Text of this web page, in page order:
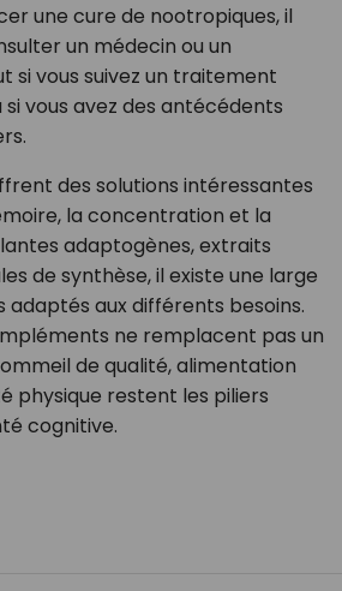
une cure de nootropiques, il
un médecin ou un
si vous suivez un traitement
vous avez des antécédents
des solutions intéressantes
la concentration et la
adaptogènes, extraits
de synthèse, il existe une large
aux différents besoins.
ne remplacent pas un
de qualité, alimentation
physique restent les piliers
cognitive.